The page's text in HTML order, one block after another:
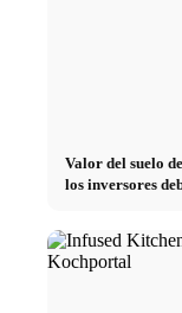
Valor del suelo
los inversores